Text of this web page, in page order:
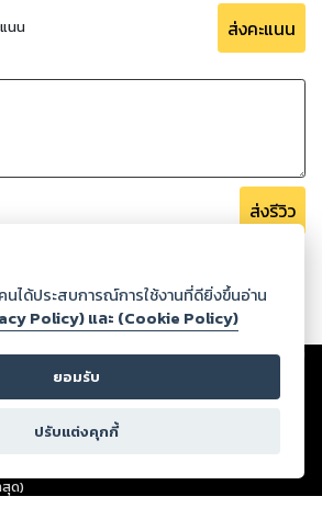
นน ส่งคะแนน
ส่งรีวิว
Co., Ltd. - สตอรี่ล็อกขอสงวนสิทธิ์ไม่รับผิดชอบ
ลดผ่านเว็บไซต์และปรากฏว่าละเมิดสิทธิใน
อื่นหรือขัดต่อกฎหมายและศีลธรรม ดังนั้น ผู้อ่าน
การกลั่นกรองด้วยตนเอง และหากท่านพบว่าส่วน
ศีลธรรม กรุณาแจ้งมายังบริษัท เพื่อทีมงานจะได้
สตอรี่ล็อกขอสงวนลิขสิทธิ์ตามพระราชบัญญัติ
ด)
นได้ประสบการณ์การใช้งานที่ดียิ่งขึ้นอ่าน
Policy) และ (Cookie Policy)
ยอมรับ
ปรับแต่งคุกกี้